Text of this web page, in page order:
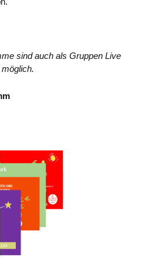
sind auch als Gruppen Live